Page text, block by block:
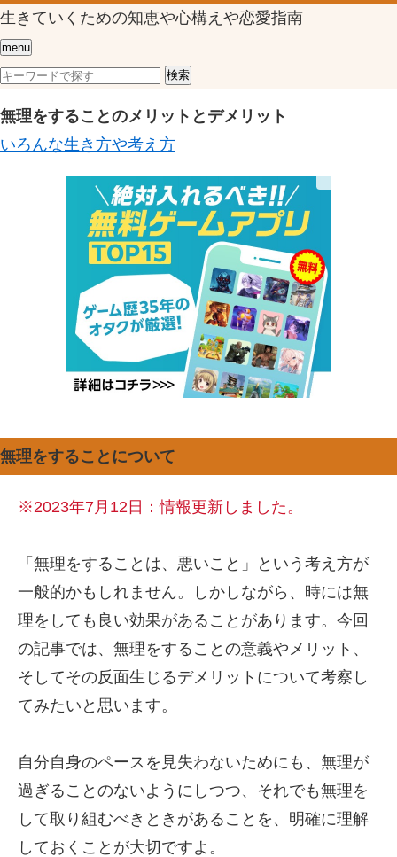
生きていくための知恵や心構えや恋愛指南
menu
無理をすることのメリットとデメリット
いろんな生き方や考え方
無理をすることについて
※2023年7月12日：情報更新しました。
「無理をすることは、悪いこと」という考え方が
一般的かもしれません。しかしながら、時には無
理をしても良い効果があることがあります。今回
の記事では、無理をすることの意義やメリット、
そしてその反面生じるデメリットについて考察し
てみたいと思います。
自分自身のペースを見失わないためにも、無理が
過ぎることのないようにしつつ、それでも無理を
して取り組むべきときがあることを、明確に理解
しておくことが大切ですよ。